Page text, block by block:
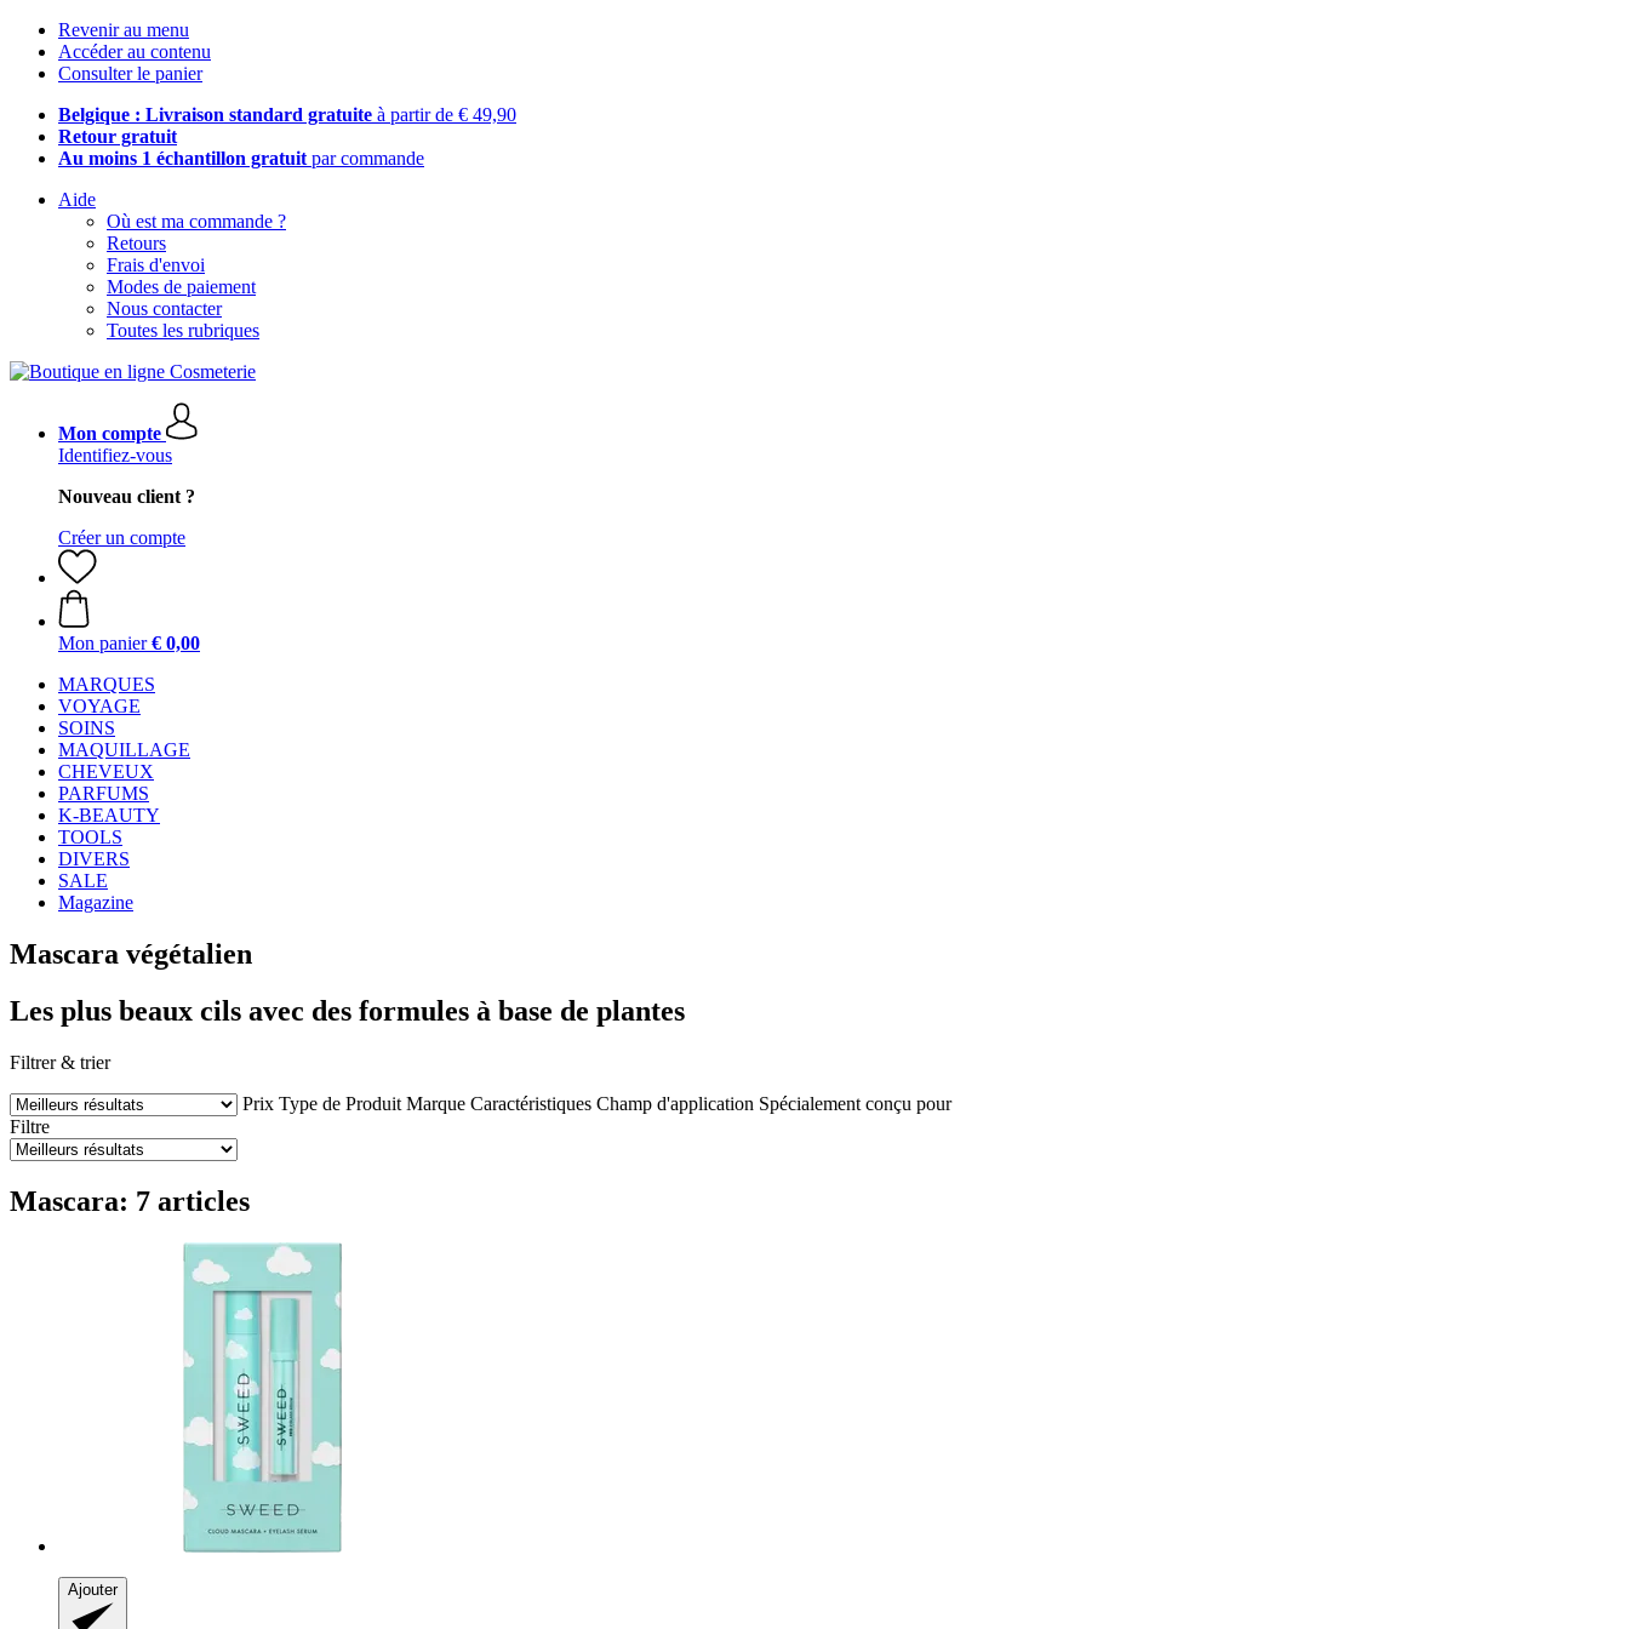
Revenir au menu
Accéder au contenu
Consulter le panier
Belgique : Livraison standard gratuite à partir de € 49,90
Retour gratuit
Au moins 1 échantillon gratuit par commande
Aide
Où est ma commande ?
Retours
Frais d'envoi
Modes de paiement
Nous contacter
Toutes les rubriques
Mon compte
Identifiez-vous
Nouveau client ?
Créer un compte
Mon panier € 0,00
MARQUES
VOYAGE
SOINS
MAQUILLAGE
CHEVEUX
PARFUMS
K-BEAUTY
TOOLS
DIVERS
SALE
Magazine
Mascara végétalien
Les plus beaux cils avec des formules à base de plantes
Filtrer & trier
Prix Type de Produit Marque Caractéristiques Champ d'application Spécialement conçu pour
Filtre
Mascara: 7 articles
Ajouter